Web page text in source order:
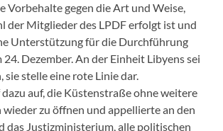
Vorbehalte gegen die Art und Weise,
der Mitglieder des LPDF erfolgt ist und
Unterstützung für die Durchführung
24. Dezember. An der Einheit Libyens sei
stelle eine rote Linie dar.
auf, die Küstenstraße ohne weitere
wieder zu öffnen und appellierte an den
das Justizministerium, alle politischen